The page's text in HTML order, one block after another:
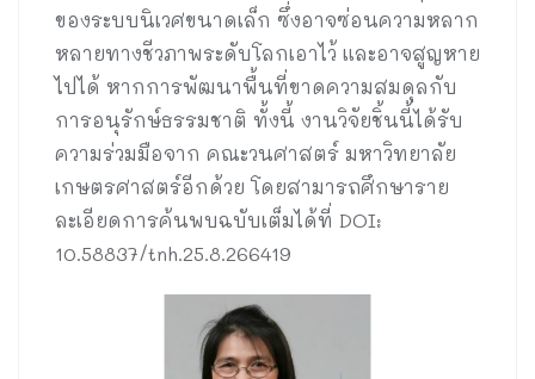
ของระบบนิเวศขนาดเล็ก ซึ่งอาจซ่อนความหลาก
หลายทางชีวภาพระดับโลกเอาไว้ และอาจสูญหาย
ไปได้ หากการพัฒนาพื้นที่ขาดความสมดุลกับ
การอนุรักษ์ธรรมชาติ ทั้งนี้ งานวิจัยชิ้นนี้ได้รับ
ความร่วมมือจาก คณะวนศาสตร์ มหาวิทยาลัย
เกษตรศาสตร์อีกด้วย โดยสามารถศึกษาราย
ละเอียดการค้นพบฉบับเต็มได้ที่ DOI:
10.58837/tnh.25.8.266419